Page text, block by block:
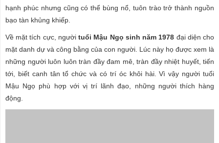
hạnh phúc nhưng cũng có thể bùng nổ, tuôn trào trở thành nguồn
bạo tàn khủng khiếp.
Về mặt tích cực, ngườituổi Mậu Ngọ sinh năm 1978 đại diện cho
mặt danh dự và công bằng của con người. Lúc này họ được xem là
những người luôn luôn tràn đầy đam mê, tràn đầy nhiệt huyết, tiến
tới, biết canh tân tổ chức và có trí óc khôi hài. Vì vậy người tuổi
Mậu Ngọ phù hợp với vị trí lãnh đạo, những người thích hàng
động.